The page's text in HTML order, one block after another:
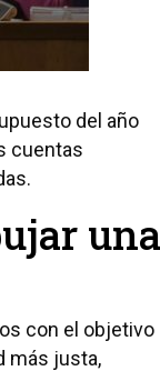
del año
cuentas
una
con el objetivo
más justa,